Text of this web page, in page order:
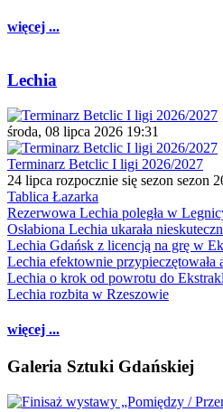
więcej ...
Lechia
środa, 08 lipca 2026 19:31
Terminarz Betclic I ligi 2026/2027
24 lipca rozpocznie się sezon sezon
Tablica Łazarka
Rezerwowa Lechia poległa w
Osłabiona Lechia ukarała
Lechia Gdańsk z licencją na grę w
Lechia efektownie przypieczętowała
Lechia o krok od powrotu do
Lechia rozbita w Rzeszowie
więcej ...
Galeria Sztuki Gdańskiej